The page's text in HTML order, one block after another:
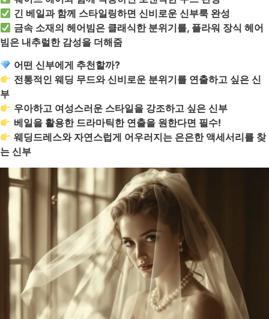
긴 베일과 함께 스타일링하면 신비로운 신부룩 완성
금속 소재의 헤어빔은 클래식한 분위기를, 플라워 장식 헤어
빔은 내추럴한 감성을 더해줌
어떤 신부에게 추천할까?
전통적인 웨딩 무드와 신비로운 분위기를 연출하고 싶은 신
부
우아하고 여성스러운 스타일을 강조하고 싶은 신부
베일을 활용한 드라마틱한 연출을 원한다면 필수!
웨딩드레스와 자연스럽게 어우러지는 은은한 액세서리를 찾
는 신부